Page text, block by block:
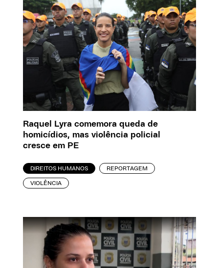
Raquel Lyra comemora queda de
homicídios, mas violência policial
cresce em PE
DIREITOS HUMANOS REPORTAGEM
VIOLÊNCIA